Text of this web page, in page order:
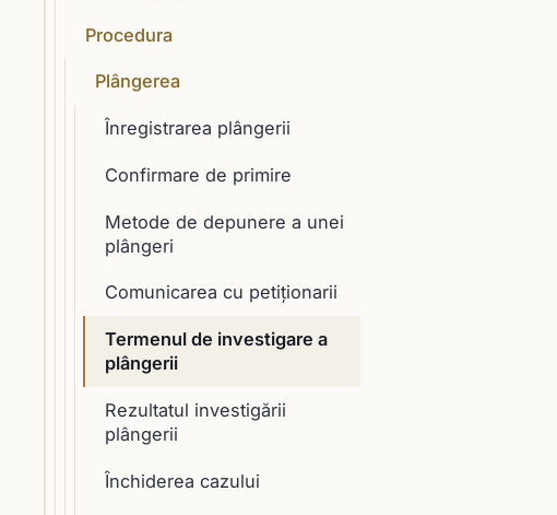
Procedura
Plângerea
Înregistrarea plângerii
Confirmare de primire
Metode de depunere a unei
plângeri
Comunicarea cu petiționarii
Termenul de investigare a
plângerii
Rezultatul investigării
plângerii
Închiderea cazului